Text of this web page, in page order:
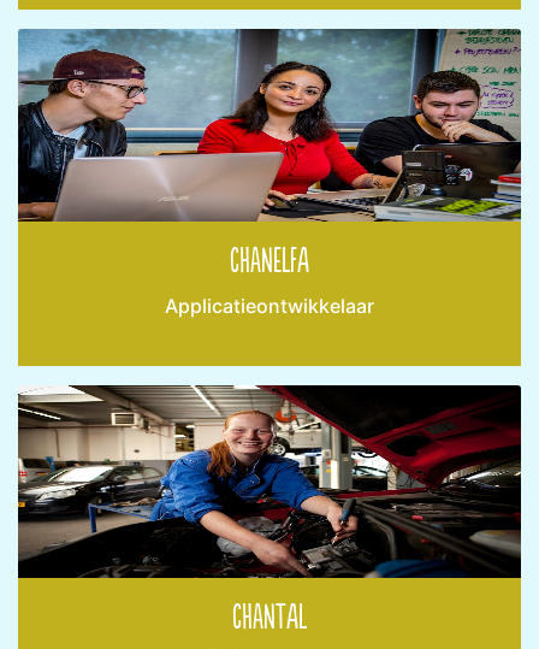
Chanelfa
Applicatieontwikkelaar
Chantal